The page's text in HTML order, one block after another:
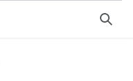
Søk